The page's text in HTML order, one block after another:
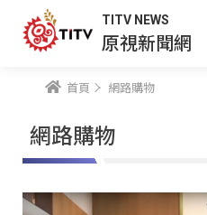
TITV NEWS
原視新聞網
首頁 網路購物
網路購物